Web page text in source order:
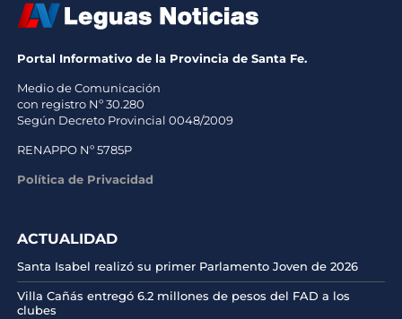
Portal Informativo de la Provincia de Santa Fe.
Medio de Comunicación
con registro Nº 30.280
Según Decreto Provincial 0048/2009
RENAPPO Nº 5785P
Política de Privacidad
ACTUALIDAD
Santa Isabel realizó su primer Parlamento Joven de 2026
Villa Cañás entregó 6.2 millones de pesos del FAD a los
clubes